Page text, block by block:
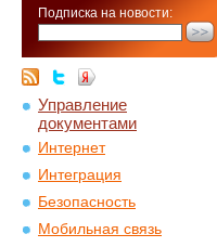
Подписка на новости:
Управление
документами
Интернет
Интеграция
Безопасность
Мобильная связь